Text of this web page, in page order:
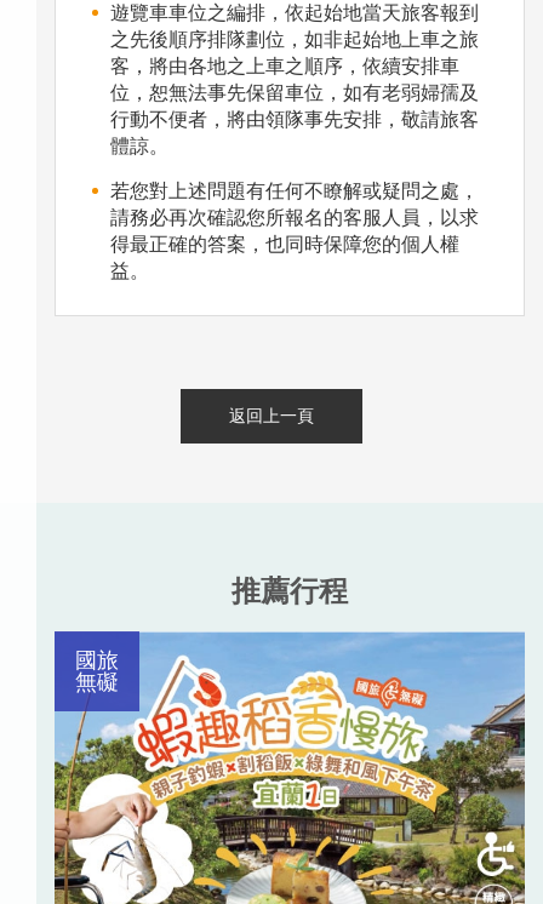
遊覽車車位之編排，依起始地當天旅客報到
之先後順序排隊劃位，如非起始地上車之旅
客，將由各地之上車之順序，依續安排車
位，恕無法事先保留車位，如有老弱婦孺及
行動不便者，將由領隊事先安排，敬請旅客
體諒。
若您對上述問題有任何不瞭解或疑問之處，
請務必再次確認您所報名的客服人員，以求
得最正確的答案，也同時保障您的個人權
益。
返回上一頁
推薦行程
國旅
無礙